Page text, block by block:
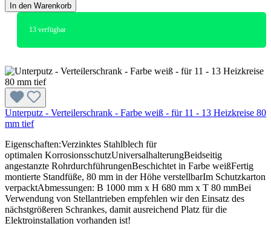
In den Warenkorb
13 verfügbar
Unterputz - Verteilerschrank - Farbe weiß - für 11 - 13 Heizkreise 80
mm tief
Eigenschaften:Verzinktes Stahlblech für
optimalen KorrosionsschutzUniversalhalterungBeidseitig
angestanzte RohrdurchführungenBeschichtet in Farbe weißFertig
montierte Standfüße, 80 mm in der Höhe verstellbarIm Schutzkarton
verpacktAbmessungen: B 1000 mm x H 680 mm x T 80 mmBei
Verwendung von Stellantrieben empfehlen wir den Einsatz des
nächstgrößeren Schrankes, damit ausreichend Platz für die
Elektroinstallation vorhanden ist!